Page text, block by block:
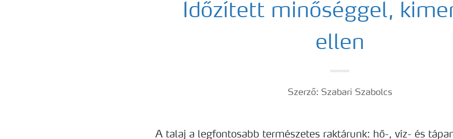
Időzített minőséggel,
ellen
Szerző: Szabari Szabolcs
A talaj a legfontosabb természetes raktárunk: hő-, víz- és